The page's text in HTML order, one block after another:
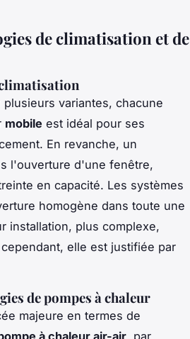
de climatisation et de
climatisation
variantes, chacune
mobile est idéal pour ses
En revanche, un
l'ouverture d'une fenêtre,
en capacité. Les systèmes
homogène dans toute une
installation, plus complexe,
elle est justifiée par
de pompes à chaleur
majeure en termes de